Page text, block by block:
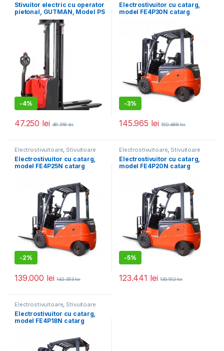
Stivuitor electric cu operator
pietonal, GUTMAN, Model PS
16 L triplu catarg
-4%
47.250 lei 49.316lei
Electrostivuitor cu catarg,
model FE4P30N catarg
-3%
145.965 lei 150.488lei
Electrostivuitoare, Stivuitoare
Electrostivuitor cu catarg,
model FE4P25N catarg
-2%
139.000 lei 142.353lei
Electrostivuitoare, Stivuitoare
Electrostivuitor cu catarg,
model FE4P20N catarg
-5%
123.441 lei 130.152lei
Electrostivuitoare, Stivuitoare
Electrostivuitor cu catarg,
model FE4P18N catarg